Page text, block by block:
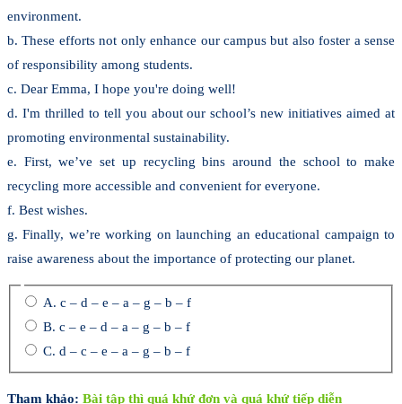
environment.
b. These efforts not only enhance our campus but also foster a sense
of responsibility among students.
c. Dear Emma, I hope you're doing well!
d. I'm thrilled to tell you about our school’s new initiatives aimed at
promoting environmental sustainability.
e. First, we’ve set up recycling bins around the school to make
recycling more accessible and convenient for everyone.
f. Best wishes.
g. Finally, we’re working on launching an educational campaign to
raise awareness about the importance of protecting our planet.
A. c – d – e – a – g – b – f
B. c – e – d – a – g – b – f
C. d – c – e – a – g – b – f
Tham khảo: Bài tập thì quá khứ đơn và quá khứ tiếp diễn